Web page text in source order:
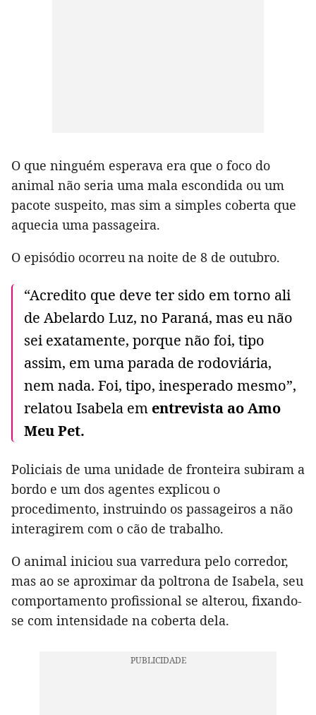
O que ninguém esperava era que o foco do
animal não seria uma mala escondida ou um
pacote suspeito, mas sim a simples coberta que
aquecia uma passageira.
O episódio ocorreu na noite de 8 de outubro.
“Acredito que deve ter sido em torno ali
de Abelardo Luz, no Paraná, mas eu não
sei exatamente, porque não foi, tipo
assim, em uma parada de rodoviária,
nem nada. Foi, tipo, inesperado mesmo”,
relatou Isabela em entrevista ao Amo
Meu Pet.
Policiais de uma unidade de fronteira subiram a
bordo e um dos agentes explicou o
procedimento, instruindo os passageiros a não
interagirem com o cão de trabalho.
O animal iniciou sua varredura pelo corredor,
mas ao se aproximar da poltrona de Isabela, seu
comportamento profissional se alterou, fixando-
se com intensidade na coberta dela.